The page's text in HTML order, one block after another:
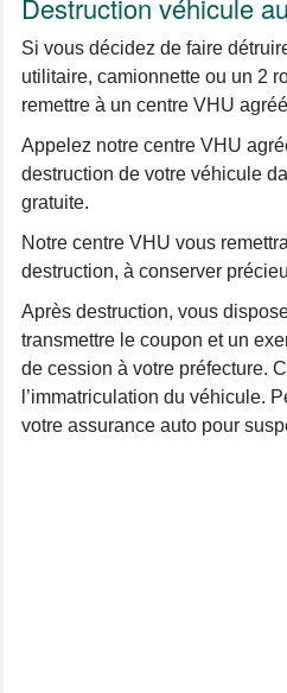
Destruction véhicule
Si vous décidez de faire
utilitaire, camionnette ou un 2
remettre à un centre VHU
Appelez notre centre VHU
destruction de votre véhicule
gratuite.
Notre centre VHU vous
destruction, à conserver
Après destruction, vous
transmettre le coupon et un
de cession à votre préfecture.
l’immatriculation du véhicule.
votre assurance auto pour